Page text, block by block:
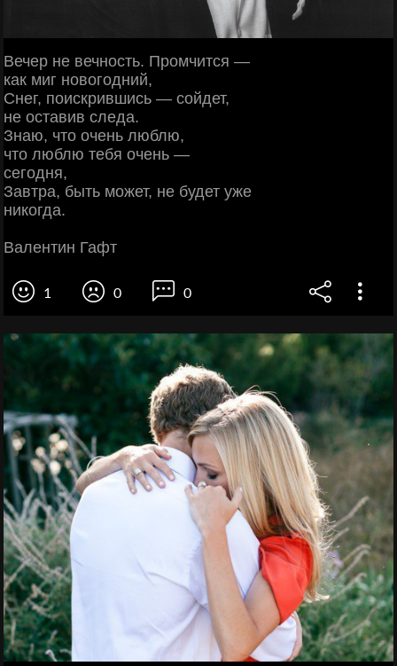
Вечер не вечность. Промчится —
как миг новогодний,
Снег, поискрившись — сойдет,
не оставив следа.
Знаю, что очень люблю,
что люблю тебя очень —
сегодня,
Завтра, быть может, не будет уже
никогда.
Валентин Гафт
1 0 0